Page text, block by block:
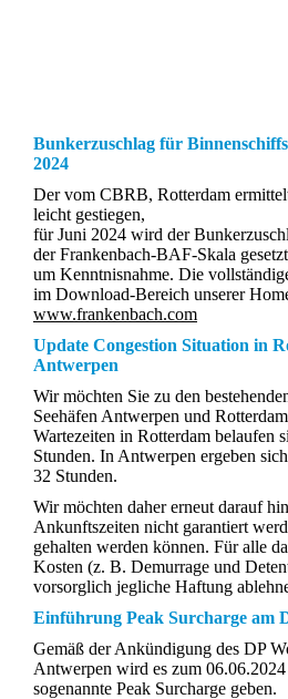
Bunkerzuschlag für
2024
Der vom CBRB, Rotterdam
leicht gestiegen,
für Juni 2024 wird der
der Frankenbach-BAF-Skala
um Kenntnisnahme. Die
im Download-Bereich unserer
www.frankenbach.com
Update Congestion Situation in
Antwerpen
Wir möchten Sie zu den
Seehäfen Antwerpen und
Wartezeiten in Rotterdam belaufen
Stunden. In Antwerpen ergeben
32 Stunden.
Wir möchten daher erneut darauf
Ankunftszeiten nicht garantiert
gehalten werden können. Für alle
Kosten (z. B. Demurrage und
vorsorglich jegliche Haftung
Einführung Peak Surcharge am
Gemäß der Ankündigung des DP
Antwerpen wird es zum
sogenannte Peak Surcharge geben.